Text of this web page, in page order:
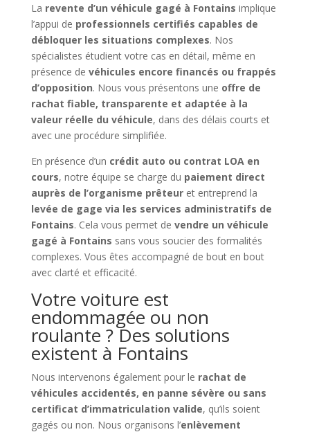
La revente d’un véhicule gagé à Fontains implique
l’appui de professionnels certifiés capables de
débloquer les situations complexes. Nos
spécialistes étudient votre cas en détail, même en
présence de véhicules encore financés ou frappés
d’opposition. Nous vous présentons une offre de
rachat fiable, transparente et adaptée à la
valeur réelle du véhicule, dans des délais courts et
avec une procédure simplifiée.
En présence d’un crédit auto ou contrat LOA en
cours, notre équipe se charge du paiement direct
auprès de l’organisme prêteuret entreprend la
levée de gage via les services administratifs de
Fontains. Cela vous permet de vendre un véhicule
gagé à Fontains sans vous soucier des formalités
complexes. Vous êtes accompagné de bout en bout
avec clarté et efficacité.
Votre voiture est
endommagée ou non
roulante ? Des solutions
existent à Fontains
Nous intervenons également pour le rachat de
véhicules accidentés, en panne sévère ou sans
certificat d’immatriculation valide, qu’ils soient
gagés ou non. Nous organisons l’enlèvement